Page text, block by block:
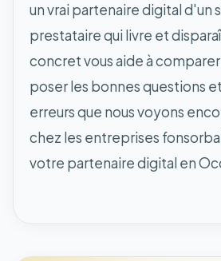
un vrai partenaire digital d'un
prestataire qui livre et
concret vous aide à
poser les bonnes questions
erreurs que nous voyons
chez les entreprises
votre partenaire digital en